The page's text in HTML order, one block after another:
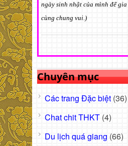
ngày sinh nhật của mình để
cùng chung vui.)
Chuyên mục
Các trang Đặc biệt (36)
Chat chit THKT (4)
Du lịch quá giang (66)